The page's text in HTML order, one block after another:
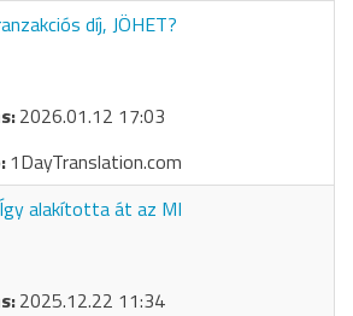
díj, JÖHET?
2026.01.12 17:03
1DayTranslation.com
alakította át az MI
2025.12.22 11:34